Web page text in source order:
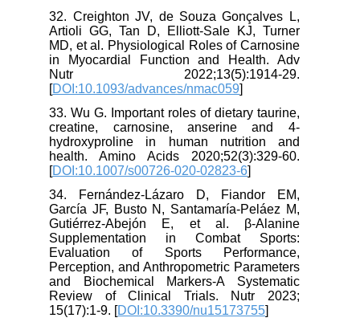
32. Creighton JV, de Souza Gonçalves L,
Artioli GG, Tan D, Elliott-Sale KJ, Turner
MD, et al. Physiological Roles of Carnosine
in Myocardial Function and Health. Adv
Nutr 2022;13(5):1914-29.
[DOI:10.1093/advances/nmac059
33. Wu G. Important roles of dietary taurine,
creatine, carnosine, anserine and 4-
hydroxyproline in human nutrition and
health. Amino Acids 2020;52(3):329-60.
[DOI:10.1007/s00726-020-02823-6
34. Fernández-Lázaro D, Fiandor EM,
García JF, Busto N, Santamaría-Peláez M,
Gutiérrez-Abejón E, et al. β-Alanine
Supplementation in Combat Sports:
Evaluation of Sports Performance,
Perception, and Anthropometric Parameters
and Biochemical Markers-A Systematic
Review of Clinical Trials. Nutr 2023;
15(17):1-9. [DOI:10.3390/nu15173755